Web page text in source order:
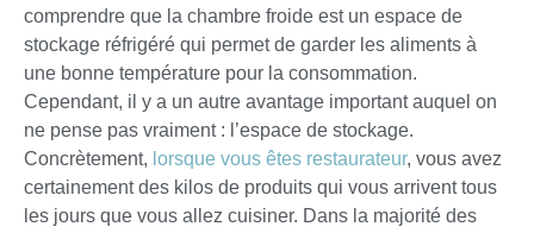
comprendre que la chambre froide est un espace de
stockage réfrigéré qui permet de garder les aliments à
une bonne température pour la consommation.
Cependant, il y a un autre avantage important auquel on
ne pense pas vraiment : l’espace de stockage.
Concrètement, lorsque vous êtes restaurateur, vous avez
certainement des kilos de produits qui vous arrivent tous
les jours que vous allez cuisiner. Dans la majorité des